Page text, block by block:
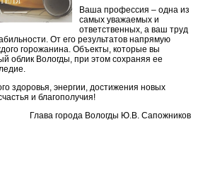
Ваша профессия – одна из
самых уважаемых и
ответственных, а ваш труд
От его результатов напрямую
горожанина. Объекты, которые вы
облик Вологды, при этом сохраняя ее
здоровья, энергии, достижения новых
и благополучия!
Глава города Вологды Ю.В. Сапожников